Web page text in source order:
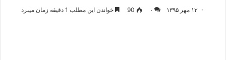
۱۳ مهر ۱۳۹۵ ۰ 90 خواندن این مطلب 1 دقیقه زمان میبرد